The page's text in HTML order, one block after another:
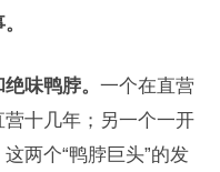
味鸭脖。 一个在直营
十几年；另一个一开
两个“鸭脖巨头”的发